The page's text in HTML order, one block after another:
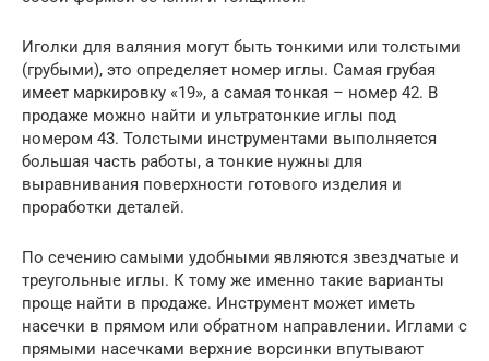
Иголки для валяния могут быть тонкими или толстыми
(грубыми), это определяет номер иглы. Самая грубая
имеет маркировку «19», а самая тонкая – номер 42. В
продаже можно найти и ультратонкие иглы под
номером 43. Толстыми инструментами выполняется
большая часть работы, а тонкие нужны для
выравнивания поверхности готового изделия и
проработки деталей.
По сечению самыми удобными являются звездчатые и
треугольные иглы. К тому же именно такие варианты
проще найти в продаже. Инструмент может иметь
насечки в прямом или обратном направлении. Иглами с
прямыми насечками верхние ворсинки впутывают